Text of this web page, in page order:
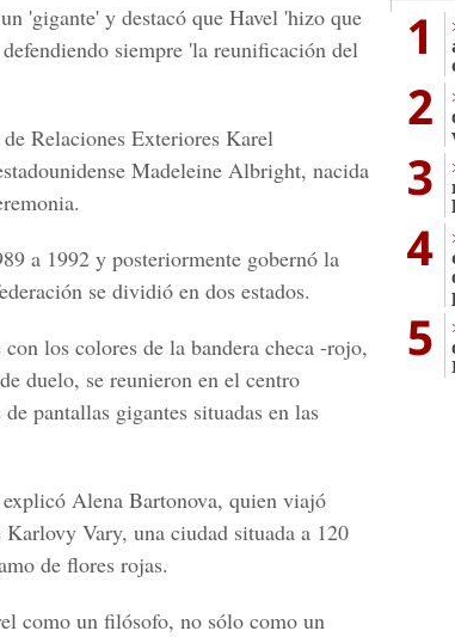
'gigante' y destacó que Havel 'hizo que
siempre 'la reunificación del
Relaciones Exteriores Karel
Madeleine Albright, nacida
a 1992 y posteriormente gobernó la
se dividió en dos estados.
los colores de la bandera checa -rojo,
duelo, se reunieron en el centro
pantallas gigantes situadas en las
Alena Bartonova, quien viajó
Vary, una ciudad situada a 120
de flores rojas.
como un filósofo, no sólo como un
1
2
3
4
5